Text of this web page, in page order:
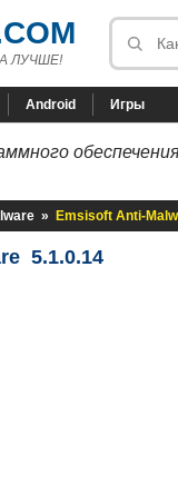
ЛУЧШЕ!
Android Игры
» Emsisoft Anti-
5.1.0.14